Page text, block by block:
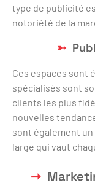
type de publicité
notoriété de la
Ces espaces sont
spécialisés sont
clients les plus
nouvelles
sont également
large qui vaut